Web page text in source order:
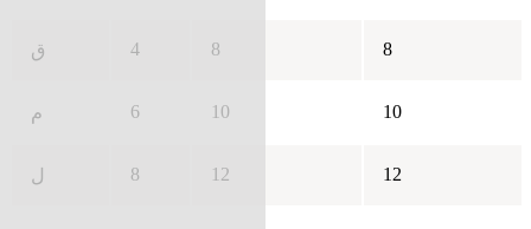
ق 4 8 8
م 6 10 10
ل 8 12 12